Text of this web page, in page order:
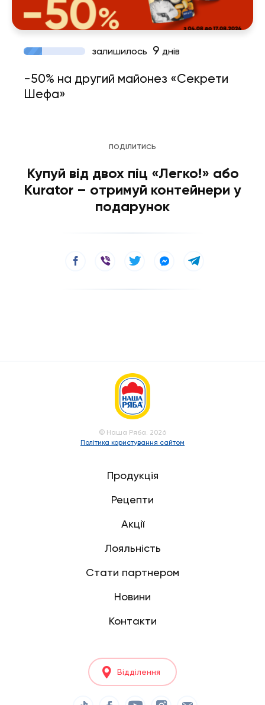
залишилось 9 днів
-50% на другий майонез «Секрети
Шефа»
ПОДІЛИТИСЬ
Купуй від двох піц «Легко!» або
Kurator – отримуй контейнери у
подарунок
© Наша Ряба. 2026
Політика користування сайтом
Продукція
Рецепти
Акції
Лояльність
Стати партнером
Новини
Контакти
Відділення